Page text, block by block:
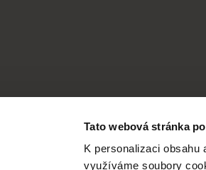
Tato webová stránka
K personalizaci
využíváme soubory